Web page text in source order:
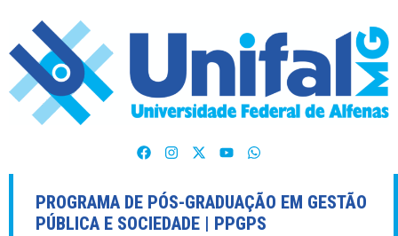
PROGRAMA DE PÓS-GRADUAÇÃO EM GESTÃO
PÚBLICA E SOCIEDADE | PPGPS